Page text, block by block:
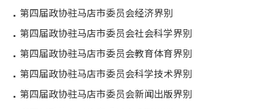
第四届政协驻马店市委员会经济界别
第四届政协驻马店市委员会社会科学界别
第四届政协驻马店市委员会教育体育界别
第四届政协驻马店市委员会科学技术界别
第四届政协驻马店市委员会新闻出版界别